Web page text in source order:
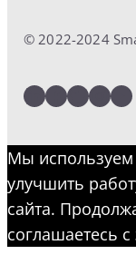
© 2022-2024
LinkedIn
Facebook
Twitter
Мы
улучшить
сайта.
соглашаетесь с